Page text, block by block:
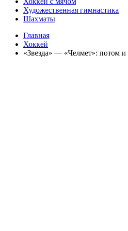
Художественная гимнастика
Шахматы
Главная
Хоккей
«Звезда» — «Челмет»: потом